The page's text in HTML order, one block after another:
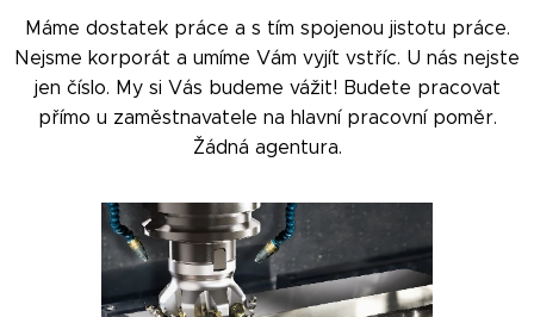
Máme dostatek práce a s tím spojenou jistotu práce.
Nejsme korporát a umíme Vám vyjít vstříc. U nás nejste
jen číslo. My si Vás budeme vážit! Budete pracovat
přímo u zaměstnavatele na hlavní pracovní poměr.
Žádná agentura.